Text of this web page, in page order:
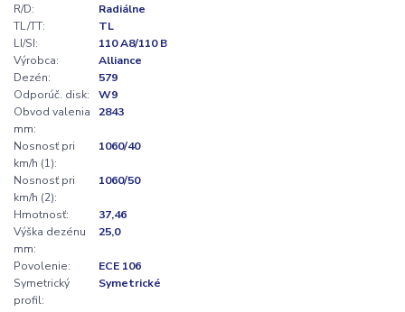
R/D:
Radiálne
TL/TT:
TL
LI/SI:
110 A8/110 B
Výrobca:
Alliance
Dezén:
579
Odporúč. disk:
W9
Obvod valenia
mm:
2843
Nosnosť pri
km/h (1):
1060/40
Nosnosť pri
km/h (2):
1060/50
Hmotnosť:
37,46
Výška dezénu
mm:
25,0
Povolenie:
ECE 106
Symetrický
profil:
Symetrické